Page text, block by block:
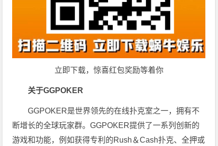
立即下载，惊喜红包奖励等着你
关于GGPOKER
GGPOKER是世界领先的在线扑克室之一，拥有不
断增长的全球玩家群。GGPOKER提供了一系列创新的
游戏和功能，例如获得专利的Rush＆Cash扑克、全押或